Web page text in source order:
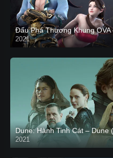
Đấu Phá Thương Khung
2021
Dune: Hành Tinh Cát – Dune
2021
HD VIETSUB